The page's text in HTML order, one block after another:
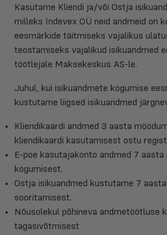
Kasutame Kliendi ja/või Ostja
milleks Indevex OÜ neid andmeid on
eesmärkide täitmiseks vajalikus
teostamiseks vajalikud isikuandmed
töötlejale Maksekeskus AS-le.
Juhul, kui isikuandmete kogumise
kustutame liigsed isikuandmed
Kliendikaardi andmed 3 aasta
kliendikaardi kasutamisest ostu
E-poe kasutajakonto andmed 7
kogumisest.
Ostja isikuandmed kustutame 7
sooritamisest.
Nõusolekul põhineva andmetöötluse
tagasivõtmisest